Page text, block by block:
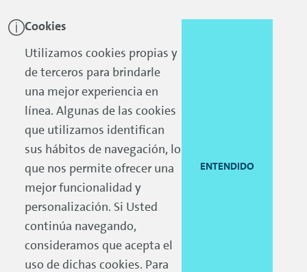
Cookies
Utilizamos cookies propias y
de terceros para brindarle
una mejor experiencia en
línea. Algunas de las cookies
que utilizamos identifican
sus hábitos de navegación, lo
que nos permite ofrecer una
mejor funcionalidad y
personalización. Si Usted
continúa navegando,
consideramos que acepta el
uso de dichas cookies. Para
ENTENDIDO